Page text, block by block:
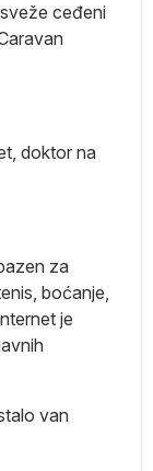
ceđeni
doktor na
za
boćanje,
je
van